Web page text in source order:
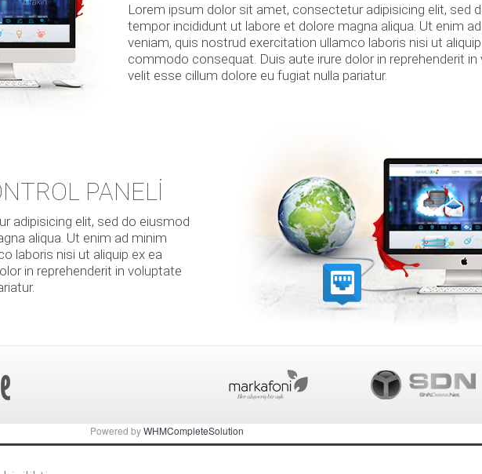
Lorem ipsum dolor sit amet, consectetur adipisicing elit, sed
tempor incididunt ut labore et dolore magna aliqua. Ut enim
veniam, quis nostrud exercitation ullamco laboris nisi ut
commodo consequat. Duis aute irure dolor in reprehenderit in
velit esse cillum dolore eu fugiat nulla pariatur.
PANELİ
adipisicing elit, sed do eiusmod
aliqua. Ut enim ad minim
laboris nisi ut aliquip ex ea
in reprehenderit in voluptate
Powered byWHMCompleteSolution